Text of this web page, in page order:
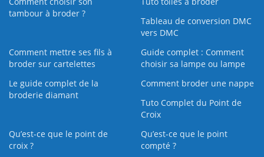
tambour à broder ?
Tableau de conversion DMC
vers DMC
Comment mettre ses fils à
broder sur cartelettes
Guide complet : Comment
choisir sa lampe ou lampe
Le guide complet de la
broderie diamant
Comment broder une nappe
Tuto Complet du Point de
Croix
Qu’est-ce que le point de
croix ?
Qu’est-ce que le point
compté ?